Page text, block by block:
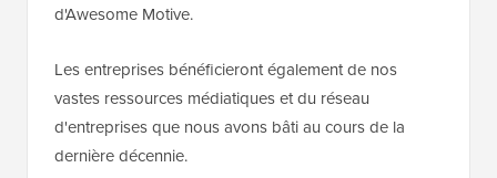
d'Awesome Motive.
Les entreprises bénéficieront également de nos
vastes ressources médiatiques et du réseau
d'entreprises que nous avons bâti au cours de la
dernière décennie.